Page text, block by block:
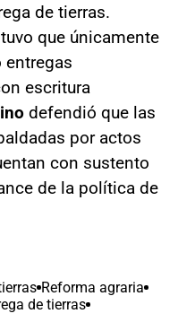
de tierras.
que únicamente
escritura
defendió que las
por actos
con sustento
de la política de
Reforma agraria
de tierras